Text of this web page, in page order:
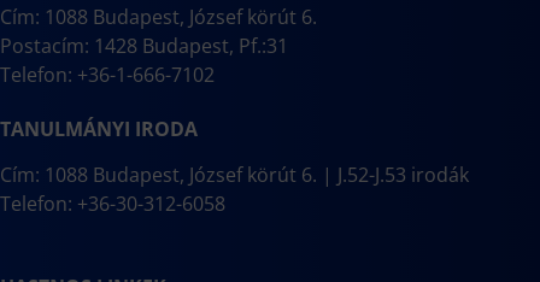
Cím: 1088 Budapest, József körút 6.
Postacím: 1428 Budapest, Pf.:31
Telefon: +36-1-666-7102
TANULMÁNYI IRODA
Cím: 1088 Budapest, József körút 6. | J.52-J.53 irodák
Telefon: +36-30-312-6058